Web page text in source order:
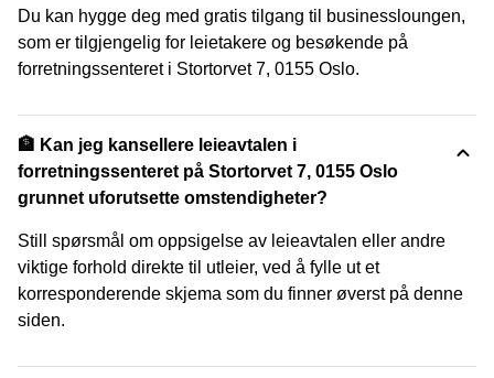
Du kan hygge deg med gratis tilgang til businessloungen,
som er tilgjengelig for leietakere og besøkende på
forretningssenteret i Stortorvet 7, 0155 Oslo.
🏦 Kan jeg kansellere leieavtalen i
forretningssenteret på Stortorvet 7, 0155 Oslo
grunnet uforutsette omstendigheter?
Still spørsmål om oppsigelse av leieavtalen eller andre
viktige forhold direkte til utleier, ved å fylle ut et
korresponderende skjema som du finner øverst på denne
siden.